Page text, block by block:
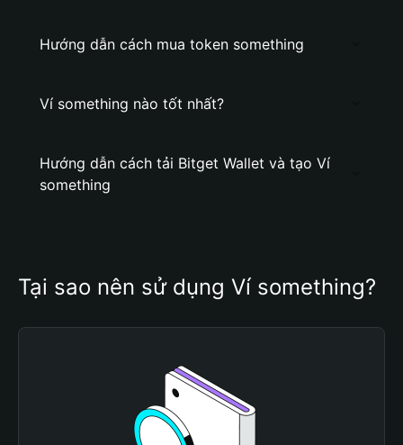
Hướng dẫn cách mua token something
Ví something nào tốt nhất?
Hướng dẫn cách tải Bitget Wallet và tạo Ví
something
Tại sao nên sử dụng Ví something?